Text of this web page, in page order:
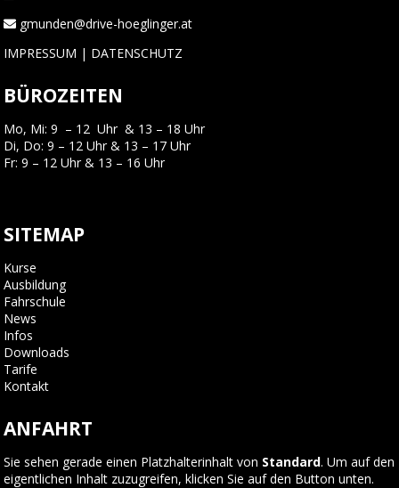
gmunden@drive-hoeglinger.at
IMPRESSUM | DATENSCHUTZ
BÜROZEITEN
Mo, Mi: 9 – 12 Uhr & 13 – 18 Uhr
Di, Do: 9 – 12 Uhr & 13 – 17 Uhr
Fr: 9 – 12 Uhr & 13 – 16 Uhr
SITEMAP
Kurse
Ausbildung
Fahrschule
News
Infos
Downloads
Tarife
Kontakt
ANFAHRT
Sie sehen gerade einen Platzhalterinhalt von Standard. Um auf den
eigentlichen Inhalt zuzugreifen, klicken Sie auf den Button unten.